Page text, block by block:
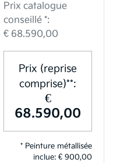
Prix catalogue
conseillé *:
€ 68.590,00
Prix (reprise
comprise)**:
€
68.590,00
* Peinture métallisée
inclue: € 900,00